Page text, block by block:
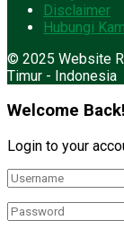
Disclaimer
Hubungi
© 2025 Website
Timur - Indonesia
Welcome Back!
Login to your